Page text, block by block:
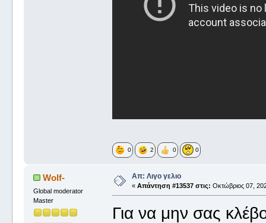
0 2 0 0
Wolf-
Global moderator
Master
Απ: Λιγο γελιο
« Απάντηση #13537 στις: Οκτώβριος 07,
Για να μην σας